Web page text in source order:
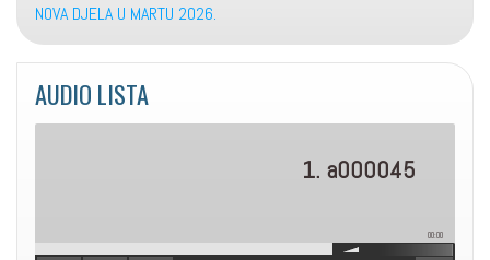
NOVA DJELA U MARTU 2026.
AUDIO LISTA
1. a000045
00:00